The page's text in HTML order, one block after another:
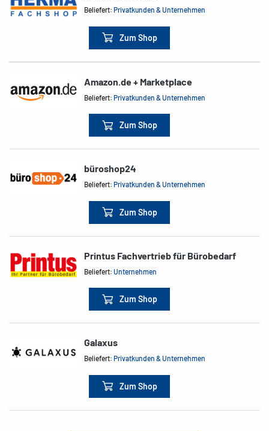
Beliefert:Privatkunden & Unternehmen
Zum Shop
Amazon.de + Marketplace
Beliefert:Privatkunden & Unternehmen
Zum Shop
büroshop24
Beliefert:Privatkunden & Unternehmen
Zum Shop
Printus Fachvertrieb für Bürobedarf
Beliefert:Unternehmen
Zum Shop
Galaxus
Beliefert:Privatkunden & Unternehmen
Zum Shop